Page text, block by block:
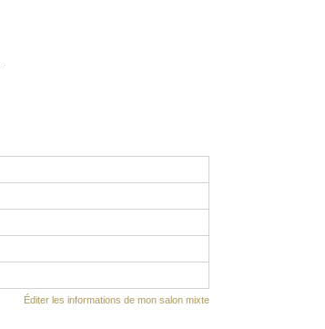
Éditer les informations de mon salon mixte